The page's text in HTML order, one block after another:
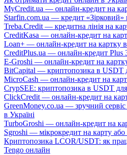
MyCredit.ua — онлайн-кредит на
Starfin.com.ua — кредит «Зірковий»
Treba.Credit — кредитна лінія на
CreditKasa — онлайн-кредит на
Loan+ — онлайн-кредит на картку в
CreditPlus.ua — онлайн-кредит Plus
E-Groshi — онлайн-кредит на
BitCapital — криптопозика в USDT
MicroCash — онлайн-кредит на
CrypSEE: криптопозика в USDT
ClickCredit — онлайн-кредит на
GreenMoney.co.ua — зручний сервіс
в Україні
TurboGroshi — онлайн-кредит на
Sgroshi — мікрокредит на карту або
Криптопозика LCOR/USDT: як
Tengo онлайн